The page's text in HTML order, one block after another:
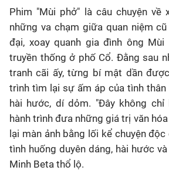
Phim "Mùi phở" là câu chuyện về
những va chạm giữa quan niệm
đại, xoay quanh gia đình ông
truyền thống ở phố Cổ. Đằng sau
tranh cãi ấy, từng bí mật dần
trình tìm lại sự ấm áp của tình
hài hước, dí dỏm. "Đây không chỉ
hành trình đưa những giá trị văn
lại màn ảnh bằng lối kể chuyện
tình huống duyên dáng, hài hước
Minh Beta thổ lộ.